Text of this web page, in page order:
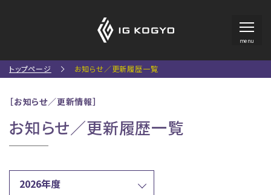
menu
トップページ お知らせ／更新履歴一覧
［お知らせ／更新情報］
お知らせ／更新履歴一覧